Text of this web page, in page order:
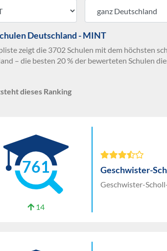
Deutschland - MINT
zeigt die 3702 Schulen mit dem höchsten
– die besten 20 % der bewerteten Schulen
dieses Ranking
761
14
Geschwister-
Geschwister-